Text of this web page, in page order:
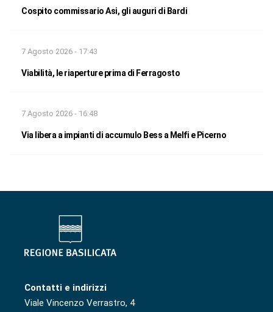
Cospito commissario Asi, gli auguri di Bardi
7 Agosto 2026 - 17:43
Viabilità, le riaperture prima di Ferragosto
7 Agosto 2026 - 16:48
Via libera a impianti di accumulo Bess a Melfi e Picerno
Contatti e indirizzi
Viale Vincenzo Verrastro, 4